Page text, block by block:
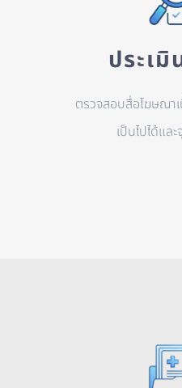
ประเมิ
ตรวจสอบสื่อโฆษณา
เป็นไปได้แล